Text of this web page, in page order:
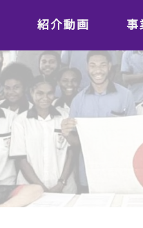
紹介動画 事